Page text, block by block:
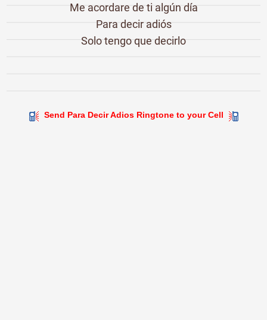
Me acordare de ti algún día
Para decir adiós
Solo tengo que decirlo
Send Para Decir Adios Ringtone to your Cell